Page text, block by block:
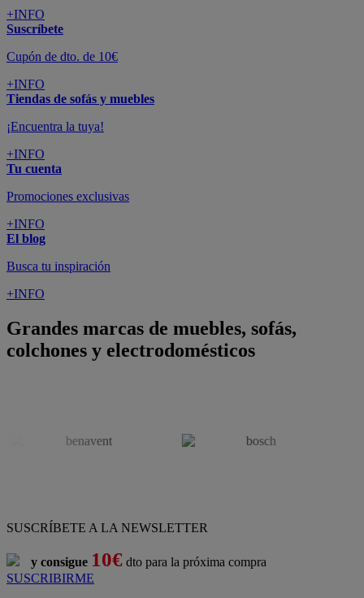
+INFO
Suscríbete
Cupón de dto. de 10€
+INFO
Tiendas de sofás y muebles
¡Encuentra la tuya!
+INFO
Tu cuenta
Promociones exclusivas
+INFO
El blog
Busca tu inspiración
+INFO
Grandes marcas de muebles, sofás,
colchones y electrodomésticos
SUSCRÍBETE A LA NEWSLETTER
y consigue 10€ dto para la próxima compra
SUSCRIBIRME